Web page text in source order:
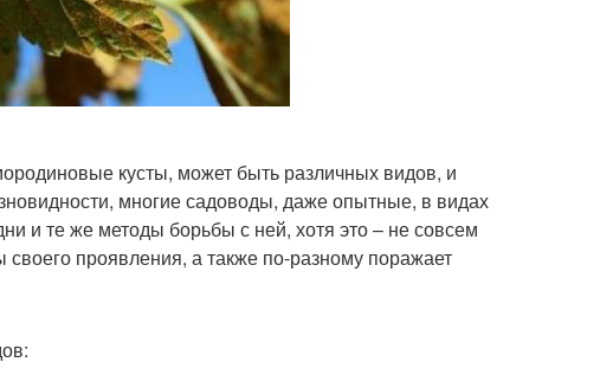
кусты, может быть различных видов, и
многие садоводы, даже опытные, в видах
и те же методы борьбы с ней, хотя это – не совсем
проявления, а также по-разному поражает